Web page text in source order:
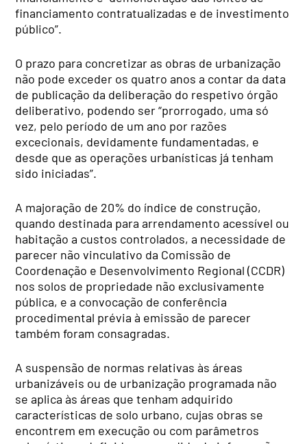
financiamento contratualizadas e de investimento
público”.
O prazo para concretizar as obras de urbanização
não pode exceder os quatro anos a contar da data
de publicação da deliberação do respetivo órgão
deliberativo, podendo ser “prorrogado, uma só
vez, pelo período de um ano por razões
excecionais, devidamente fundamentadas, e
desde que as operações urbanísticas já tenham
sido iniciadas”.
A majoração de 20% do índice de construção,
quando destinada para arrendamento acessível ou
habitação a custos controlados, a necessidade de
parecer não vinculativo da Comissão de
Coordenação e Desenvolvimento Regional (CCDR)
nos solos de propriedade não exclusivamente
pública, e a convocação de conferência
procedimental prévia à emissão de parecer
também foram consagradas.
A suspensão de normas relativas às áreas
urbanizáveis ou de urbanização programada não
se aplica às áreas que tenham adquirido
características de solo urbano, cujas obras se
encontrem em execução ou com parâmetros